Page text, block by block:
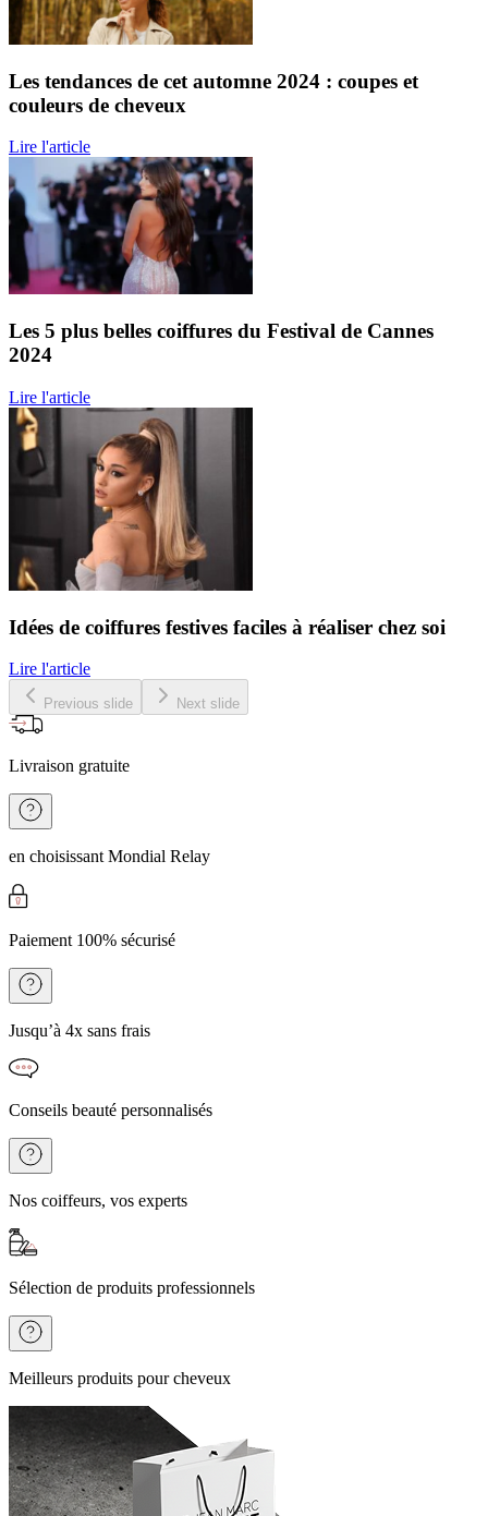
Les tendances de cet automne 2024 : coupes et
couleurs de cheveux
Lire l'article
Les 5 plus belles coiffures du Festival de Cannes
2024
Lire l'article
Idées de coiffures festives faciles à réaliser chez soi
Lire l'article
Previous slide Next slide
Livraison gratuite
en choisissant Mondial Relay
Paiement 100% sécurisé
Jusqu’à 4x sans frais
Conseils beauté personnalisés
Nos coiffeurs, vos experts
Sélection de produits professionnels
Meilleurs produits pour cheveux